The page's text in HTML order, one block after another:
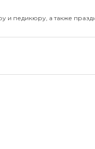
и педикюру, а также